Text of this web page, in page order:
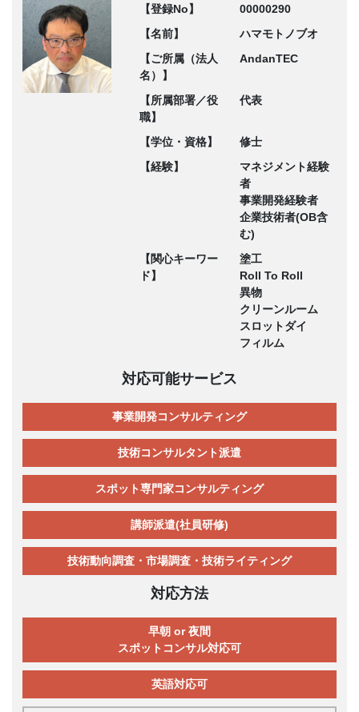
【登録No】
00000290
【名前】
ハマモトノブオ
【ご所属（法人
名）】
AndanTEC
【所属部署／役
職】
代表
【学位・資格】
修士
【経験】
マネジメント経験
者
事業開発経験者
企業技術者(OB含
む)
【関心キーワー
ド】
塗工
Roll To Roll
異物
クリーンルーム
スロットダイ
フィルム
対応可能サービス
事業開発コンサルティング
技術コンサルタント派遣
スポット専門家コンサルティング
講師派遣(社員研修)
技術動向調査・市場調査・技術ライティング
対応方法
早朝 or 夜間
スポットコンサル対応可
英語対応可